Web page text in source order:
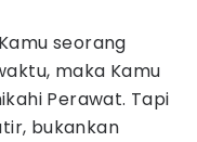
seorang
maka Kamu
Perawat. Tapi
bukankan